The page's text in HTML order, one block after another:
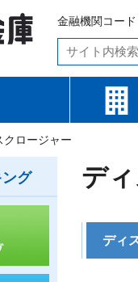
金融機関コー
クロージャー
デ
ディ
グ